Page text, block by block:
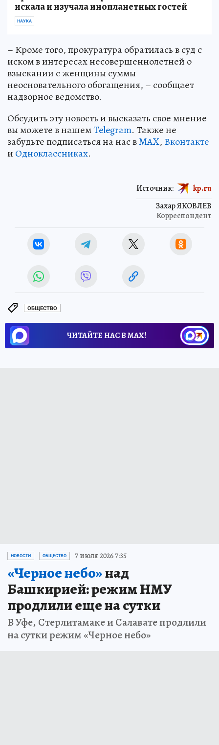
искала и изучала инопланетных гостей
НАУКА
– Кроме того, прокуратура обратилась в суд с
иском в интересах несовершеннолетней о
взыскании с женщины суммы
неосновательного обогащения, – сообщает
надзорное ведомство.
Обсудить эту новость и высказать свое мнение
вы можете в нашемTelegram. Также не
забудьте подписаться на нас вMAX, Вконтакте
и Одноклассниках.
Захар ЯКОВЛЕВ
Корреспондент
Источник: kp.ru
ОБЩЕСТВО
ЧИТАЙТЕ НАС В МАХ!
НОВОСТИ ОБЩЕСТВО 7 июля 2026 7:35
«Черное небо»над
Башкирией: режим НМУ
продлили еще на сутки
В Уфе, Стерлитамаке и Салавате продлили
на сутки режим «Черное небо»